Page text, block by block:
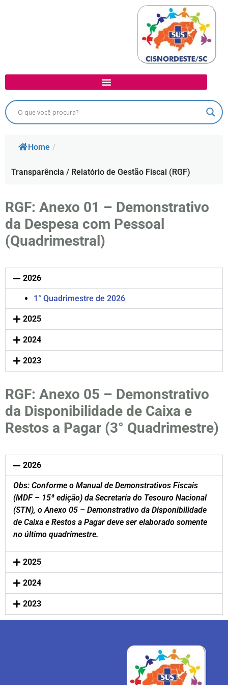
Home /
Transparência / Relatório de Gestão Fiscal (RGF)
RGF: Anexo 01 – Demonstrativo
da Despesa com Pessoal
(Quadrimestral)
2026
1° Quadrimestre de 2026
2025
2024
2023
RGF: Anexo 05 – Demonstrativo
da Disponibilidade de Caixa e
Restos a Pagar (3° Quadrimestre)
2026
Obs: Conforme o Manual de Demonstrativos Fiscais
(MDF – 15ª edição) da Secretaria do Tesouro Nacional
(STN), o Anexo 05 – Demonstrativo da Disponibilidade
de Caixa e Restos a Pagar deve ser elaborado somente
no último quadrimestre.
2025
2024
2023